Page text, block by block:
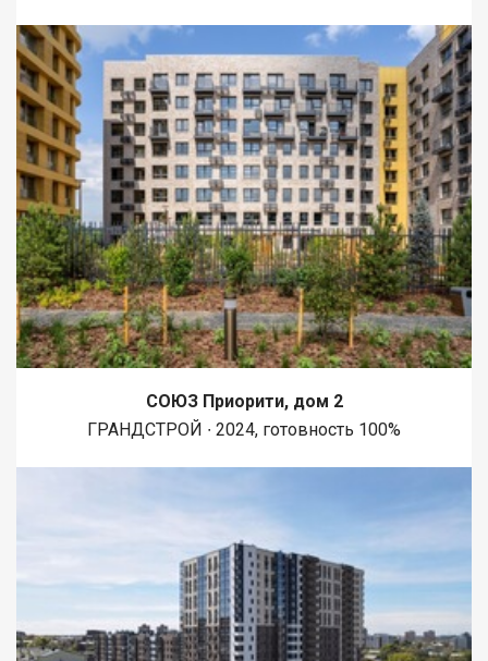
СОЮЗ Приорити, дом 2
ГРАНДСТРОЙ ∙ 2024, готовность 100%